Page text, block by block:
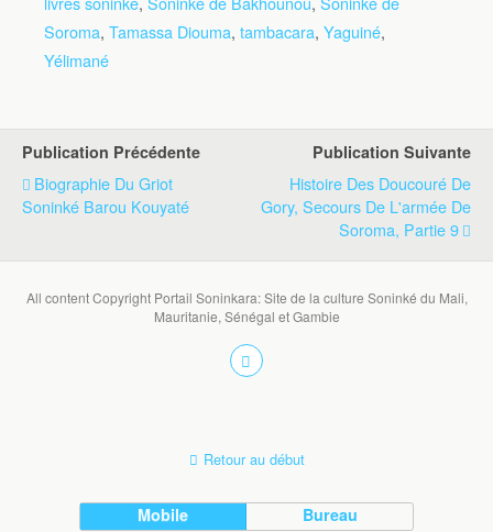
Soroma, Tamassa Diouma, tambacara, Yaguiné,
Yélimané
Publication Précédente
Biographie Du Griot
Soninké Barou Kouyaté
Publication Suivante
Histoire Des Doucouré De
Gory, Secours De L'armée De
Soroma, Partie 9
All content Copyright Portail Soninkara: Site de la culture Soninké du Mali,
Mauritanie, Sénégal et Gambie
Retour au début
Mobile Bureau